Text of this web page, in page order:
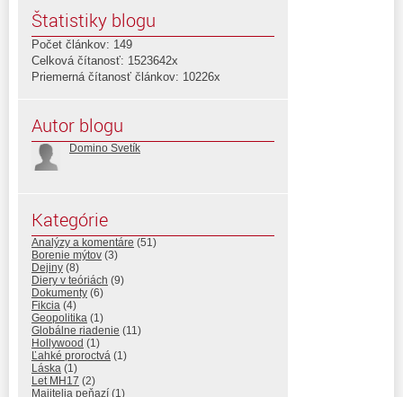
Štatistiky blogu
Počet článkov: 149
Celková čítanosť: 1523642x
Priemerná čítanosť článkov: 10226x
Autor blogu
Domino Svetík
Kategórie
Analýzy a komentáre (51)
Borenie mýtov (3)
Dejiny (8)
Diery v teóriách (9)
Dokumenty (6)
Fikcia (4)
Geopolitika (1)
Globálne riadenie (11)
Hollywood (1)
Ľahké proroctvá (1)
Láska (1)
Let MH17 (2)
Majitelia peňazí (1)